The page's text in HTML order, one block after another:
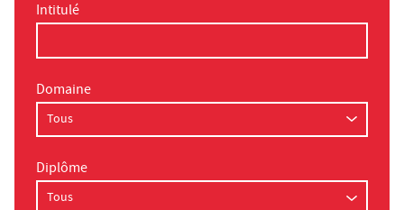
Intitulé
Domaine
Diplôme